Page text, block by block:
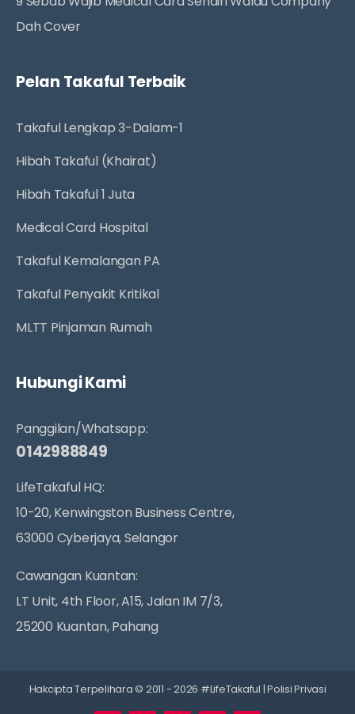
Dah Cover
Pelan Takaful Terbaik
Takaful Lengkap 3-Dalam-1
Hibah Takaful (Khairat)
Hibah Takaful 1 Juta
Medical Card Hospital
Takaful Kemalangan PA
Takaful Penyakit Kritikal
MLTT Pinjaman Rumah
Hubungi Kami
Panggilan/Whatsapp:
0142988849
LifeTakaful HQ:
10-20, Kenwingston Business Centre,
63000 Cyberjaya, Selangor
Cawangan Kuantan:
LT Unit, 4th Floor, A15, Jalan IM 7/3,
25200 Kuantan, Pahang
Hakcipta Terpelihara © 2011 - 2026 #LifeTakaful |Polisi Privasi